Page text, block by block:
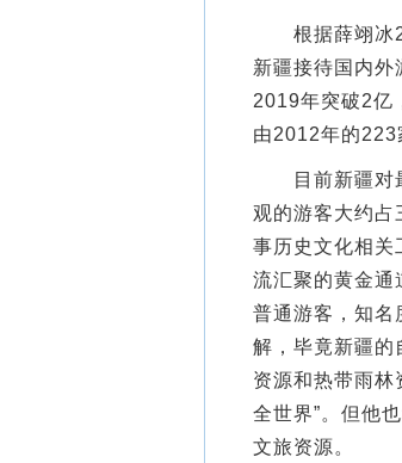
根据薛翊冰20
新疆接待国内外
2019年突破2亿
由2012年的223
目前新疆对最
观的游客大约占
事历史文化相关
流汇聚的黄金通
普通游客，知名
解，毕竟新疆的
资源和热带雨林
全世界”。但他
文旅资源。